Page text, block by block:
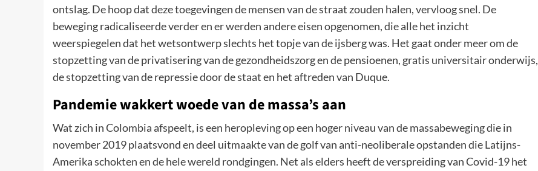
ontslag. De hoop dat deze toegevingen de mensen van de straat zouden halen, vervloog snel. De
beweging radicaliseerde verder en er werden andere eisen opgenomen, die alle het inzicht
weerspiegelen dat het wetsontwerp slechts het topje van de ijsberg was. Het gaat onder meer om de
stopzetting van de privatisering van de gezondheidszorg en de pensioenen, gratis universitair onderwijs,
de stopzetting van de repressie door de staat en het aftreden van Duque.
Pandemie wakkert woede van de massa’s aan
Wat zich in Colombia afspeelt, is een heropleving op een hoger niveau van de massabeweging die in
november 2019 plaatsvond en deel uitmaakte van de golf van anti-neoliberale opstanden die Latijns-
Amerika schokten en de hele wereld rondgingen. Net als elders heeft de verspreiding van Covid-19 het